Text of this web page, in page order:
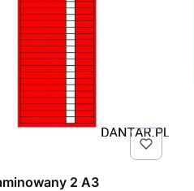
2 A3